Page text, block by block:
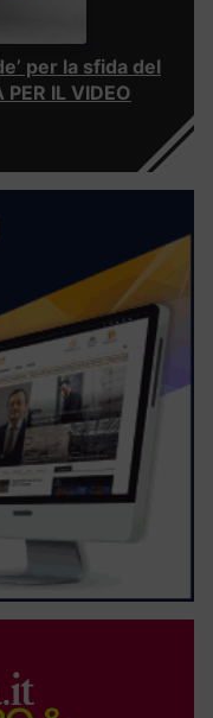
per la sfida del
IL VIDEO